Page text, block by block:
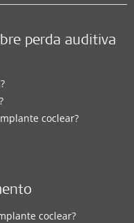
perda auditiva
coclear?
coclear?